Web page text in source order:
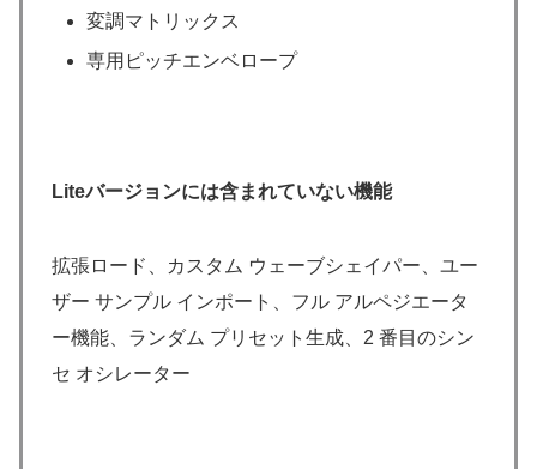
変調マトリックス
専用ピッチエンベロープ
Liteバージョンには含まれていない機能
拡張ロード、カスタム ウェーブシェイパー、ユー
ザー サンプル インポート、フル アルペジエータ
ー機能、ランダム プリセット生成、2 番目のシン
セ オシレーター